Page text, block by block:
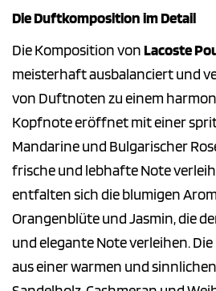
Die Duftkomposition im Detail
Die Komposition vonLacoste
meisterhaft ausbalanciert und
von Duftnoten zu einem
Kopfnote eröffnet mit einer
Mandarine und Bulgarischer
frische und lebhafte Note
entfalten sich die blumigen
Orangenblüte und Jasmin, die
und elegante Note verleihen.
aus einer warmen und